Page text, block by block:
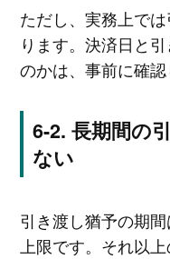
ただし、実務上で
ります。決済日と
のかは、事前に確認
長期間の
ない
引き渡し猶予の期
上限です。それ以